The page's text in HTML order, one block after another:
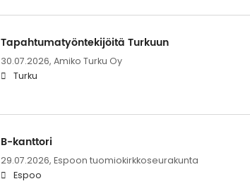
Tapahtumatyöntekijöitä Turkuun
30.07.2026, Amiko Turku Oy
Turku
B-kanttori
29.07.2026, Espoon tuomiokirkkoseurakunta
Espoo